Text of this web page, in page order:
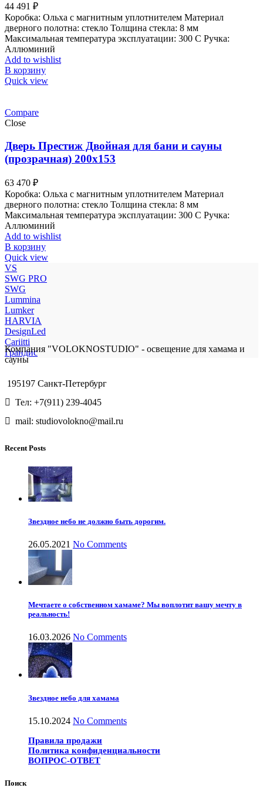
44 491 ₽
Коробка: Ольха с магнитным уплотнителем Материал
дверного полотна: стекло Толщина стекла: 8 мм
Максимальная температура эксплуатации: 300 С Ручка:
Аллюминий
Add to wishlist
В корзину
Quick view
Compare
Close
Дверь Престиж Двойная для бани и сауны
(прозрачная) 200х153
63 470 ₽
Коробка: Ольха с магнитным уплотнителем Материал
дверного полотна: стекло Толщина стекла: 8 мм
Максимальная температура эксплуатации: 300 С Ручка:
Аллюминий
Add to wishlist
В корзину
Quick view
VS
SWG PRO
SWG
Lummina
Lumker
HARVIA
DesignLed
Cariitti
Грандис
Компания "VOLOKNOSTUDIO" - освещение для хамама и
сауны
195197 Санкт-Петербург
Тел: +7(911) 239-4045
mail: studiovolokno@mail.ru
Recent Posts
Звездное небо не должно быть дорогим.
26.05.2021 No Comments
Мечтаете о собственном хамаме? Мы воплотит вашу мечту в
реальность!
16.03.2026 No Comments
Звездное небо для хамама
15.10.2024 No Comments
Правила продажи
Политика конфиденциальности
ВОПРОС-ОТВЕТ
Поиск